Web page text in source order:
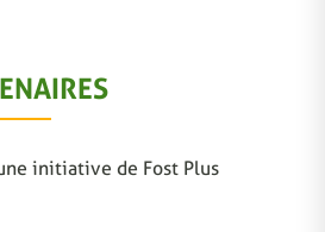
initiative de Fost Plus